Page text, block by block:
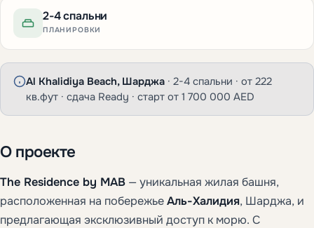
2-4 спальни
ПЛАНИРОВКИ
Al Khalidiya Beach, Шарджа · 2-4 спальни · от 222
кв.фут · сдача Ready · старт от 1 700 000 AED
О проекте
The Residence by MAB — уникальная жилая башня,
расположенная на побережьеАль-Халидия, Шарджа, и
предлагающая эксклюзивный доступ к морю. С